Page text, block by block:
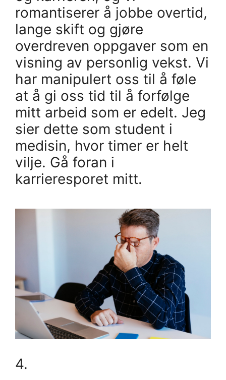
romantiserer å jobbe overtid,
lange skift og gjøre
overdreven oppgaver som en
visning av personlig vekst. Vi
har manipulert oss til å føle
at å gi oss tid til å forfølge
mitt arbeid som er edelt. Jeg
sier dette som student i
medisin, hvor timer er helt
vilje. Gå foran i
karrieresporet mitt.
4.